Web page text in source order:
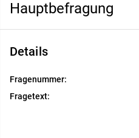
Hauptbefragung
Details
Fragenummer:
Fragetext: